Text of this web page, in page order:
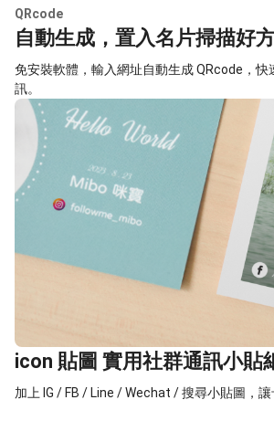
QRcode
自動生成，置入名片掃描好
免安裝軟體，輸入網址自動生成 QRcode，快
訊。
icon 貼圖 實用社群通訊小貼
加上 IG / FB / Line / Wechat / 搜尋小貼圖，讓